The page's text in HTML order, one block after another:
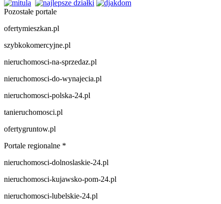
Pozostałe portale
ofertymieszkan.pl
szybkokomercyjne.pl
nieruchomosci-na-sprzedaz.pl
nieruchomosci-do-wynajecia.pl
nieruchomosci-polska-24.pl
tanieruchomosci.pl
ofertygruntow.pl
Portale regionalne *
nieruchomosci-dolnoslaskie-24.pl
nieruchomosci-kujawsko-pom-24.pl
nieruchomosci-lubelskie-24.pl